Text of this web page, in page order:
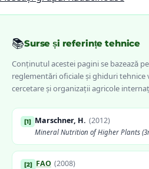
📚Surse și referințe tehnice
Conținutul acestei pagini se bazează
reglementări oficiale și ghiduri
cercetare și organizații agricole
[1] Marschner, H. (2012)
Mineral Nutrition of Higher Plants
[2] FAO (2008)